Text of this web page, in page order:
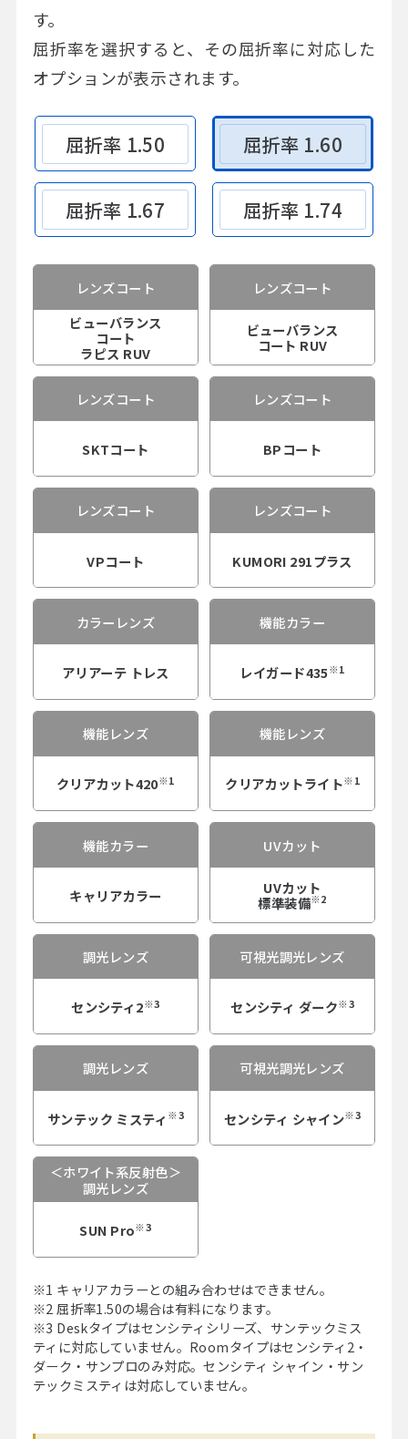
す。
屈折率を選択すると、その屈折率に対応した
オプションが表示されます。
屈折率 1.50 屈折率 1.60
屈折率 1.67 屈折率 1.74
レンズコート
ビューバランス
コート
ラピス RUV
レンズコート
ビューバランス
コート RUV
レンズコート
SKTコート
レンズコート
BPコート
レンズコート
VPコート
レンズコート
KUMORI 291プラス
カラーレンズ
アリアーテ トレス
機能カラー
レイガード435※1
機能レンズ
クリアカット420※1
機能レンズ
クリアカットライト※1
機能カラー
キャリアカラー
UVカット
UVカット
標準装備※2
調光レンズ
センシティ2※3
可視光調光レンズ
センシティ ダーク※3
調光レンズ
サンテック ミスティ ※3
可視光調光レンズ
センシティ シャイン※3
＜ホワイト系反射色＞
調光レンズ
SUN Pro※3
※1 キャリアカラーとの組み合わせはできません。
※2 屈折率1.50の場合は有料になります。
※3 Deskタイプはセンシティシリーズ、サンテックミス
ティに対応していません。Roomタイプはセンシティ2・
ダーク・サンプロのみ対応。センシティ シャイン・サン
テックミスティは対応していません。